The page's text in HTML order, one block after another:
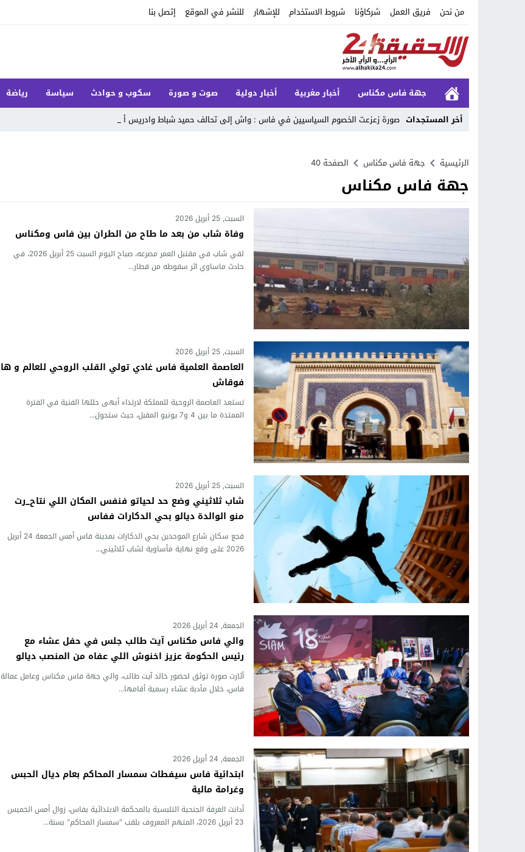
من نحن فريق العمل شركاؤنا شروط الاستخدام للإشهار للنشر في الموقع إتصل بنا
جهة فاس مكناس أخبار مغربية أخبار دولية صوت و صورة سكوب و حوادث سياسة رياضة
أخر المستجدات صورة زعزعت الخصوم السياسيين في فاس : واش إلى تحالف حميد شباط وادريس أبلهاض يقدر _
Previous
Next
الرئيسية جهة فاس مكناس الصفحة 40
جهة فاس مكناس
السبت, 25 أبريل 2026
وفاة شاب من بعد ما طاح من الطران بين فاس ومكناس
لقي شاب في مقتبل العمر مصرعه، صباح اليوم السبت 25 أبريل 2026، في
حادث ماساوي اثر سقوطه من قطار...
السبت, 25 أبريل 2026
العاصمة العلمية فاس غادي تولي القلب الروحي للعالم و ها
فوقاش
تستعد العاصمة الروحية للمملكة لارتداء أبهى حللها الفنية في الفترة
الممتدة ما بين 4 و7 يونيو المقبل، حيث ستحول...
السبت, 25 أبريل 2026
شاب ثلاثيني وضع حد لحياتو فنفس المكان اللي نتاح_رت
منو الوالدة ديالو بحي الدكارات ففاس
فجع سكان شارع الموحدين بحي الدكارات بمدينة فاس أمس الجمعة 24 أبريل
2026 على وقع نهاية مأساوية لشاب ثلاثيني...
الجمعة, 24 أبريل 2026
والي فاس مكناس آيت طالب جلس في حفل عشاء مع
رئيس الحكومة عزيز اخنوش اللي عفاه من المنصب ديالو
فاش كان وزير الصحة وملامح وجهو ما كايضحكوش
أثارت صورة توثق لحضور خالد آيت طالب، والي جهة فاس مكناس وعامل عمالة
فاس، خلال مأدبة عشاء رسمية أقامها...
الجمعة, 24 أبريل 2026
ابتدائية فاس سيفطات سمسار المحاكم بعام ديال الحبس
وغرامة مالية
أدانت الغرفة الجنحية التلبسية بالمحكمة الابتدائية بفاس، زوال أمس الخميس
23 أبريل 2026، المتهم المعروف بلقب "سمسار المحاكم" بسنة...